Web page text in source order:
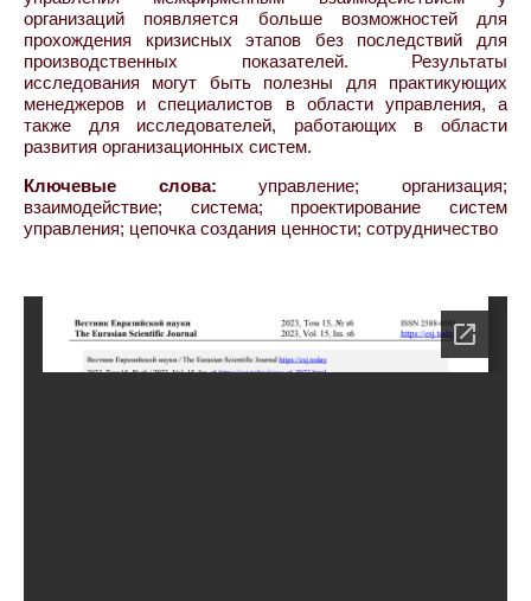
организаций появляется больше возможностей для
прохождения кризисных этапов без последствий для
производственных показателей. Результаты
исследования могут быть полезны для практикующих
менеджеров и специалистов в области управления, а
также для исследователей, работающих в области
развития организационных систем.
Ключевые слова: управление; организация;
взаимодействие; система; проектирование систем
управления; цепочка создания ценности; сотрудничество